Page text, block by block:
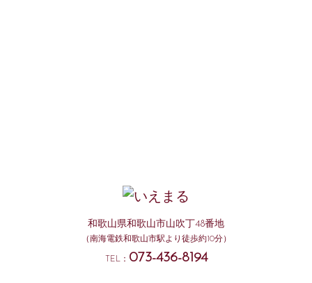
和歌山県和歌山市山吹丁48番地
（南海電鉄和歌山市駅より徒歩約10分）
TEL： 073-436-8194